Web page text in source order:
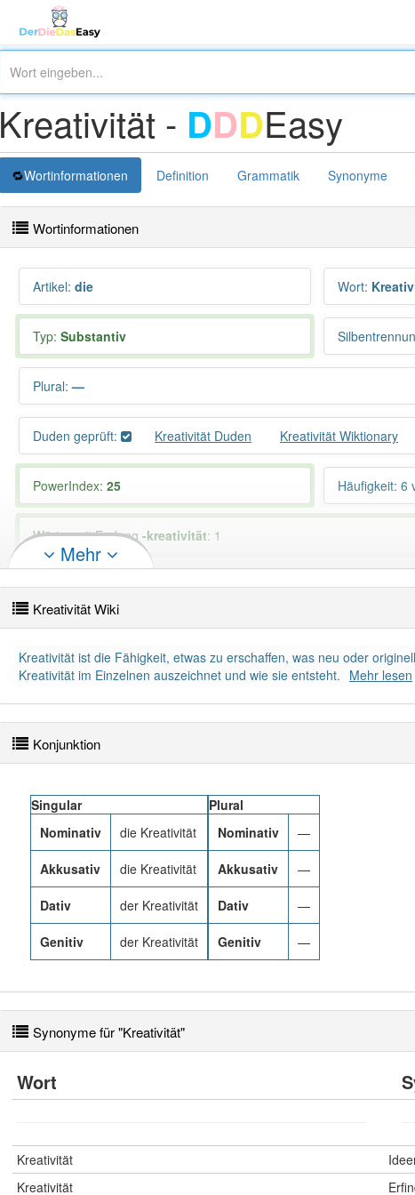
Kreativität - DDDEasy
Wortinformationen Definition Grammatik Synonyme
Wortinformationen
Artikel: die Wort:
Typ: Substantiv
Plural: —
Duden geprüft: Kreativität Duden Kreativität Wiktionary
PowerIndex: 25 Häufigkeit: 6
Wörter mit Endung -kreativität: 1
92% unserer Spielapp-Nutzer haben den Artikel korrekt erraten.
Mehr
Kreativität Wiki
Kreativität ist die Fähigkeit, etwas zu erschaffen, was neu oder
Kreativität im Einzelnen auszeichnet und wie sie entsteht. Mehr lesen
Konjunktion
Singular
Nominativ
die Kreativität
Akkusativ die Kreativität
Dativ der Kreativität
Genitiv der Kreativität
Plural
Nominativ
—
Akkusativ —
Dativ —
Genitiv —
Synonyme für "Kreativität"
Wort
Kreativität
Kreativität